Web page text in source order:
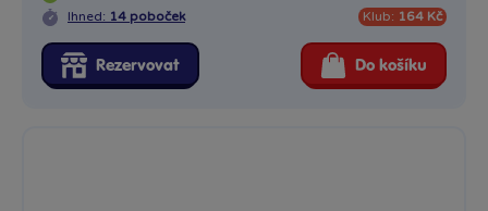
Ihned: 14 poboček Klub: 164 Kč
Rezervovat Do košíku